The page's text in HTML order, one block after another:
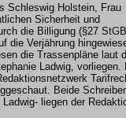
Schleswig Holstein, Frau
Sicherheit und
die Billigung (§27
die Verjährung
die Trassenpläne laut
Ladwig, vorliegen.
Beide
liegen der